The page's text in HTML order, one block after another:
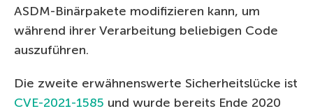
ASDM-Binärpakete modifizieren kann, um
während ihrer Verarbeitung beliebigen Code
auszuführen.
Die zweite erwähnenswerte Sicherheitslücke ist
CVE-2021-1585 und wurde bereits Ende 2020